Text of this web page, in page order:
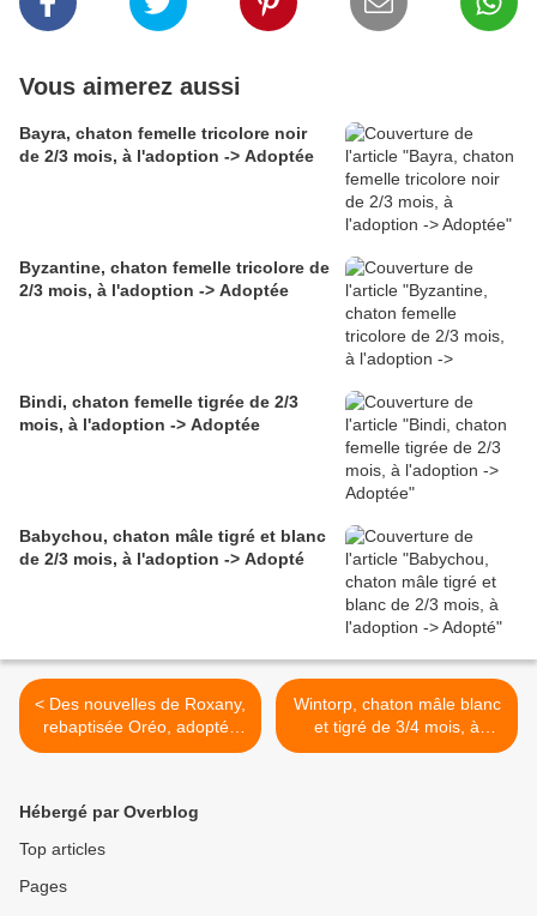
Vous aimerez aussi
Bayra, chaton femelle tricolore noir
de 2/3 mois, à l'adoption -> Adoptée
Byzantine, chaton femelle tricolore de
2/3 mois, à l'adoption -> Adoptée
Bindi, chaton femelle tigrée de 2/3
mois, à l'adoption -> Adoptée
Babychou, chaton mâle tigré et blanc
de 2/3 mois, à l'adoption -> Adopté
< Des nouvelles de Roxany,
rebaptisée Oréo, adoptée
en octobre 2020 !
Wintorp, chaton mâle blanc
et tigré de 3/4 mois, à
l'adoption -> adopté >
Hébergé par Overblog
Top articles
Pages